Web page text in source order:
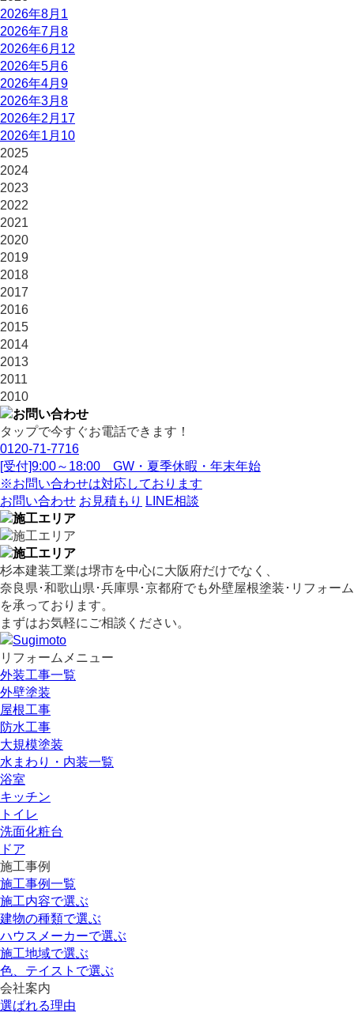
2026年8月 1
2026年7月 8
2026年6月 12
2026年5月 6
2026年4月 9
2026年3月 8
2026年2月 17
2026年1月 10
2025
2024
2023
2022
2021
2020
2019
2018
2017
2016
2015
2014
2013
2011
2010
タップで今すぐお電話できます！
0120-71-7716
[受付]9:00～18:00 GW・夏季休暇・年末年始
※お問い合わせは対応しております
お問い合わせ お見積もり LINE相談
杉本建装工業は堺市を中心に大阪府だけでなく、
奈良県･和歌山県･兵庫県･京都府でも外壁屋根塗装･リフォーム
を承っております。
まずはお気軽にご相談ください。
リフォームメニュー
外装工事一覧
外壁塗装
屋根工事
防水工事
大規模塗装
水まわり・内装一覧
浴室
キッチン
トイレ
洗面化粧台
ドア
施工事例
施工事例一覧
施工内容で選ぶ
建物の種類で選ぶ
ハウスメーカーで選ぶ
施工地域で選ぶ
色、テイストで選ぶ
会社案内
選ばれる理由